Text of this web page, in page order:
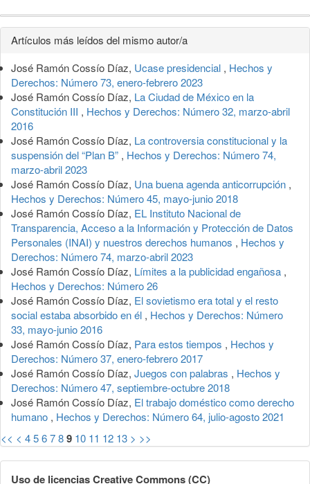
Detalles
del
artículo
Artículos más leídos del mismo autor/a
José Ramón Cossío Díaz, Ucase presidencial , Hechos y
Derechos: Número 73, enero-febrero 2023
José Ramón Cossío Díaz, La Ciudad de México en la
Constitución III , Hechos y Derechos: Número 32, marzo-abril
2016
José Ramón Cossío Díaz, La controversia constitucional y la
suspensión del “Plan B” , Hechos y Derechos: Número 74,
marzo-abril 2023
José Ramón Cossío Díaz, Una buena agenda anticorrupción ,
Hechos y Derechos: Número 45, mayo-junio 2018
José Ramón Cossío Díaz, EL Instituto Nacional de
Transparencia, Acceso a la Información y Protección de Datos
Personales (INAI) y nuestros derechos humanos , Hechos y
Derechos: Número 74, marzo-abril 2023
José Ramón Cossío Díaz, Límites a la publicidad engañosa ,
Hechos y Derechos: Número 26
José Ramón Cossío Díaz, El sovietismo era total y el resto
social estaba absorbido en él , Hechos y Derechos: Número
33, mayo-junio 2016
José Ramón Cossío Díaz, Para estos tiempos , Hechos y
Derechos: Número 37, enero-febrero 2017
José Ramón Cossío Díaz, Juegos con palabras , Hechos y
Derechos: Número 47, septiembre-octubre 2018
José Ramón Cossío Díaz, El trabajo doméstico como derecho
humano , Hechos y Derechos: Número 64, julio-agosto 2021
<< < 456789 10 11 12 13 > >>
Uso de licencias Creative Commons (CC)